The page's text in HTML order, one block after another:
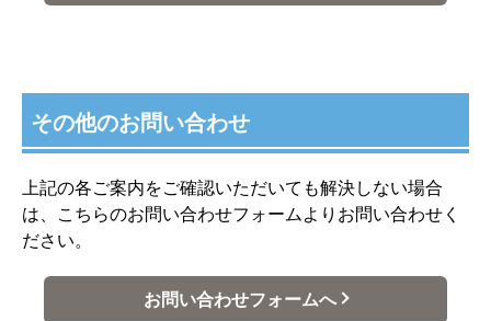
その他のお問い合わせ
上記の各ご案内をご確認いただいても解決しない場合
は、こちらのお問い合わせフォームよりお問い合わせく
ださい。
お問い合わせフォームへ